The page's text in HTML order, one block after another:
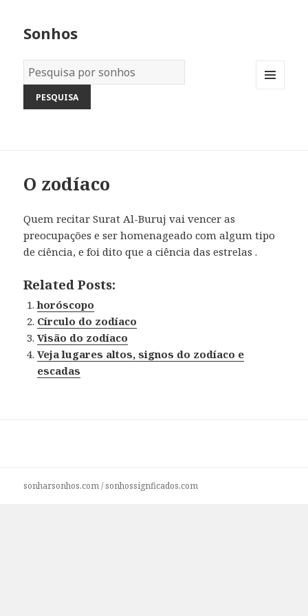
Sonhos
Dicionário
dos
Sonhos:
O zodíaco
Quem recitar Surat Al-Buruj vai vencer as
preocupações e ser homenageado com algum tipo
de ciência, e foi dito que a ciência das estrelas .
Related Posts:
horóscopo
Círculo do zodíaco
Visão do zodíaco
Veja lugares altos, signos do zodíaco e
escadas
sonharsonhos.com/sonhossignficados.com